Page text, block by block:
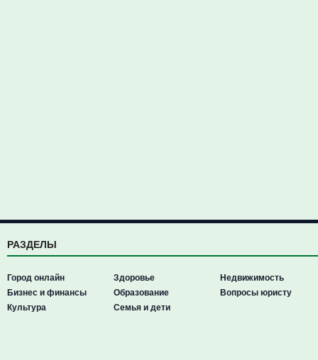
РАЗДЕЛЫ
Город онлайн
Бизнес и финансы
Культура
Здоровье
Образование
Семья и дети
Недвижимость
Вопросы юристу